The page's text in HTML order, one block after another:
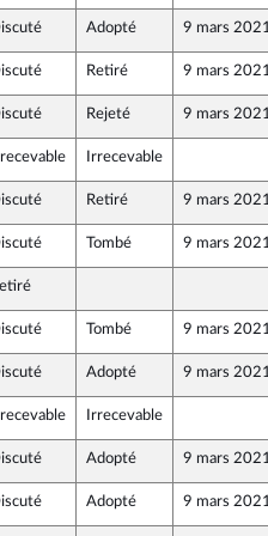
(MoDem) et Démocrates apparentés
Adopté 9 mars 2021
(MoDem) et Démocrates apparentés
Retiré 9 mars 2021
(MoDem) et Démocrates apparentés
Rejeté 9 mars 2021
(MoDem) et Démocrates apparentés
Irrecevable
Retiré 9 mars 2021
Tombé 9 mars 2021
Tombé 9 mars 2021
Adopté 9 mars 2021
Irrecevable
Adopté 9 mars 2021
Adopté 9 mars 2021